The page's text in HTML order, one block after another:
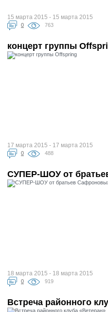
15 марта 2015 - 15 марта 2015
0 763
концерт группы
17 марта 2015 - 17 марта 2015
0 488
СУПЕР-ШОУ от
18 марта 2015 - 18 марта 2015
0 919
Встреча районного